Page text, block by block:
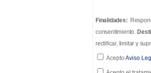
Finalidades:
consentimiento.
rectificar, limitar y
Acepto Aviso